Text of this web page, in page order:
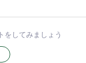
をしてみましょう